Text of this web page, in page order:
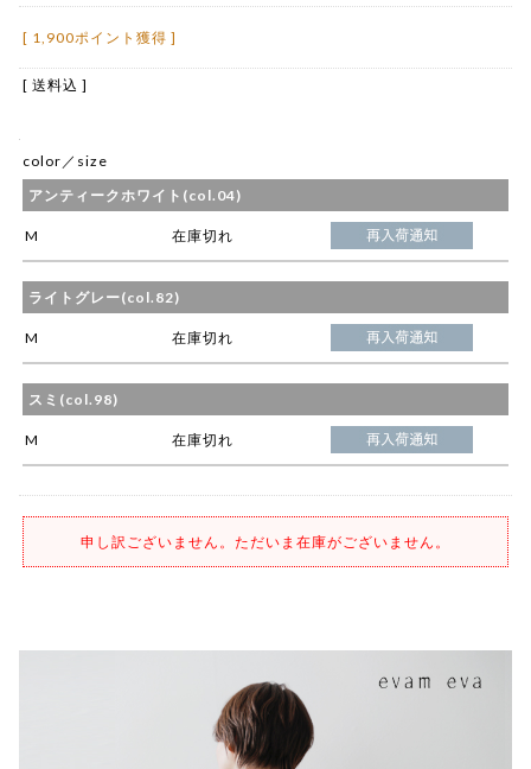
[ 1,900ポイント獲得 ]
[ 送料込 ]
color／size
アンティークホワイト(col.04)
M 在庫切れ
ライトグレー(col.82)
M 在庫切れ
スミ(col.98)
M 在庫切れ
申し訳ございません。ただいま在庫がございません。